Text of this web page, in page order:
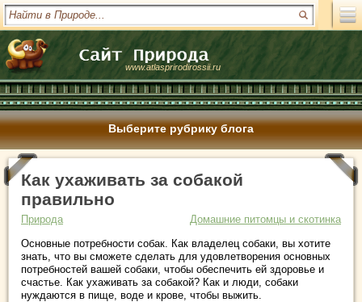
www.atlasprirodirossii.ru
Выберите рубрику блога
Как ухаживать за собакой
правильно
Природа
Домашние питомцы и скотинка
Основные потребности собак. Как владелец собаки, вы хотите
знать, что вы сможете сделать для удовлетворения основных
потребностей вашей собаки, чтобы обеспечить ей здоровье и
счастье. Как ухаживать за собакой? Как и люди, собаки
нуждаются в пище, воде и крове, чтобы выжить.